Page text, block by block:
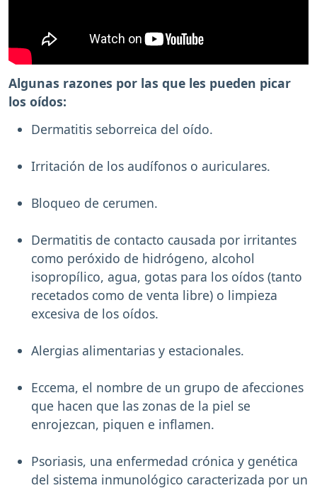
Algunas razones por las que les pueden picar
los oídos:
Dermatitis seborreica del oído.
Irritación de los audífonos o auriculares.
Bloqueo de cerumen.
Dermatitis de contacto causada por irritantes
como peróxido de hidrógeno, alcohol
isopropílico, agua, gotas para los oídos (tanto
recetados como de venta libre) o limpieza
excesiva de los oídos.
Alergias alimentarias y estacionales.
Eccema, el nombre de un grupo de afecciones
que hacen que las zonas de la piel se
enrojezcan, piquen e inflamen.
Psoriasis, una enfermedad crónica y genética
del sistema inmunológico caracterizada por un